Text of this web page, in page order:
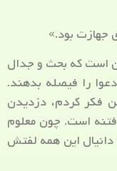
جهازت بود.»
است که بحث و جدال
را فیصله بدهند.
فکر کردم، دزدیدن
فتنه است. چون معلوم
این همه لفتش